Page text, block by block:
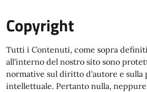
Copyright
Tutti i Contenuti, come sopra
all'interno del nostro sito sono
normative sul diritto d'autore e sulla
intellettuale. Pertanto nulla,